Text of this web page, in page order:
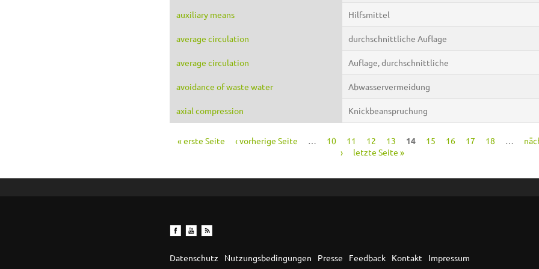
auxiliary means Hilfsmittel
average circulation durchschnittliche Auflage
average circulation Auflage, durchschnittliche
avoidance of waste water Abwasservermeidung
axial compression Knickbeanspruchung
« erste Seite ‹ vorherige Seite 10 11 12 13 14 15 16 17 18
›
letzte Seite »
Datenschutz Nutzungsbedingungen Presse Feedback Kontakt Impressum